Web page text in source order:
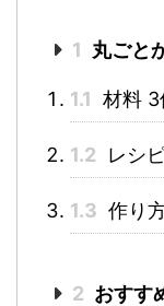
1 丸ごと
1.1 材料 3
1.2 レシ
1.3 作り
2 おすす